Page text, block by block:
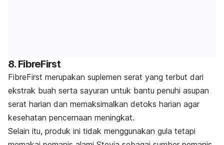
8. FibreFirst
FibreFirst merupakan suplemen serat yang terbut dari
ekstrak buah serta sayuran untuk bantu penuhi asupan
serat harian dan memaksimalkan detoks harian agar
kesehatan pencernaan meningkat.
Selain itu, produk ini tidak menggunakan gula tetapi